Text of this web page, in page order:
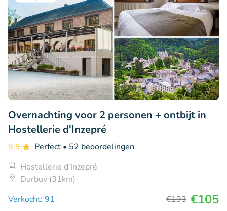
Overnachting voor 2 personen + ontbijt in
Hostellerie d'Inzepré
9.9 Perfect • 52 beoordelingen
Hostellerie d'Inzepré
Durbuy (31km)
Verkocht: 91
€193 €105